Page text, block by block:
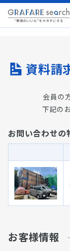
資料請
会員の
下記の
お問い合わせの
お客様情報